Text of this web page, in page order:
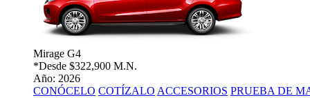
Mirage G4
*Desde $322,900 M.N.
Año: 2026
CONÓCELO COTÍZALO ACCESORIOS PRUEBA DE